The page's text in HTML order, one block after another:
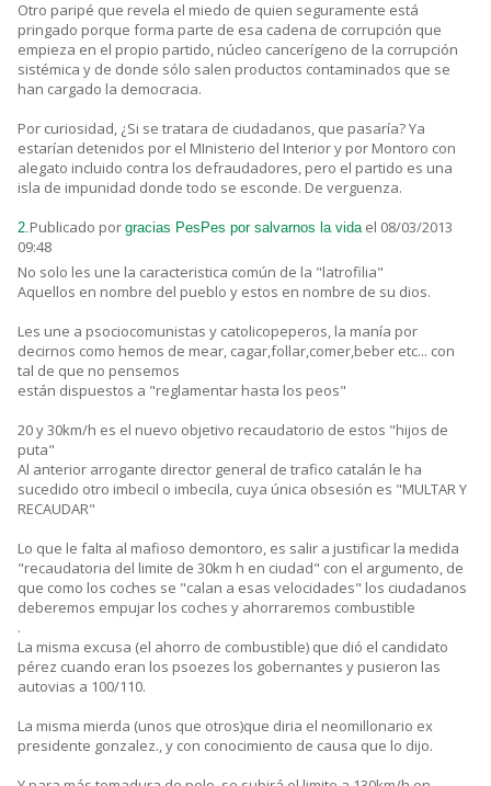
Otro paripé que revela el miedo de quien seguramente está
pringado porque forma parte de esa cadena de corrupción que
empieza en el propio partido, núcleo cancerígeno de la corrupción
sistémica y de donde sólo salen productos contaminados que se
han cargado la democracia.
Por curiosidad, ¿Si se tratara de ciudadanos, que pasaría? Ya
estarían detenidos por el MInisterio del Interior y por Montoro con
alegato incluido contra los defraudadores, pero el partido es una
isla de impunidad donde todo se esconde. De verguenza.
2.Publicado por gracias PesPes por salvarnos la vida el 08/03/2013
09:48
No solo les une la caracteristica común de la "latrofilia"
Aquellos en nombre del pueblo y estos en nombre de su dios.
Les une a psociocomunistas y catolicopeperos, la manía por
decirnos como hemos de mear, cagar,follar,comer,beber etc... con
tal de que no pensemos
están dispuestos a "reglamentar hasta los peos"
20 y 30km/h es el nuevo objetivo recaudatorio de estos "hijos de
puta"
Al anterior arrogante director general de trafico catalán le ha
sucedido otro imbecil o imbecila, cuya única obsesión es "MULTAR Y
RECAUDAR"
Lo que le falta al mafioso demontoro, es salir a justificar la medida
"recaudatoria del limite de 30km h en ciudad" con el argumento, de
que como los coches se "calan a esas velocidades" los ciudadanos
deberemos empujar los coches y ahorraremos combustible
.
La misma excusa (el ahorro de combustible) que dió el candidato
pérez cuando eran los psoezes los gobernantes y pusieron las
autovias a 100/110.
La misma mierda (unos que otros)que diria el neomillonario ex
presidente gonzalez., y con conocimiento de causa que lo dijo.